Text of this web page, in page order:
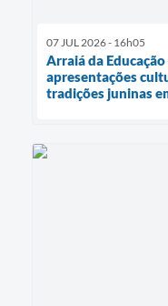
07 JUL 2026 - 16h05
Arraiá da
apresentações
tradições juninas